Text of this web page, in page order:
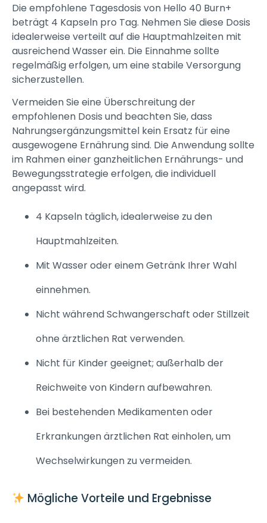
Die empfohlene Tagesdosis von Hello 40 Burn+
beträgt 4 Kapseln pro Tag. Nehmen Sie diese Dosis
idealerweise verteilt auf die Hauptmahlzeiten mit
ausreichend Wasser ein. Die Einnahme sollte
regelmäßig erfolgen, um eine stabile Versorgung
sicherzustellen.
Vermeiden Sie eine Überschreitung der
empfohlenen Dosis und beachten Sie, dass
Nahrungsergänzungsmittel kein Ersatz für eine
ausgewogene Ernährung sind. Die Anwendung sollte
im Rahmen einer ganzheitlichen Ernährungs- und
Bewegungsstrategie erfolgen, die individuell
angepasst wird.
4 Kapseln täglich, idealerweise zu den
Hauptmahlzeiten.
Mit Wasser oder einem Getränk Ihrer Wahl
einnehmen.
Nicht während Schwangerschaft oder Stillzeit
ohne ärztlichen Rat verwenden.
Nicht für Kinder geeignet; außerhalb der
Reichweite von Kindern aufbewahren.
Bei bestehenden Medikamenten oder
Erkrankungen ärztlichen Rat einholen, um
Wechselwirkungen zu vermeiden.
Mögliche Vorteile und Ergebnisse